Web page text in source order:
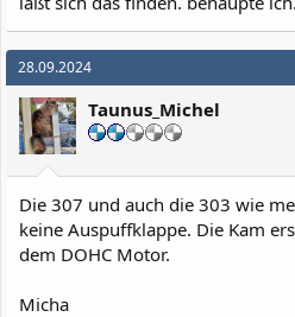
28.09.2024
Taunus_Michel
Die 307 und auch die 303 wie
keine Auspuffklappe. Die Kam
dem DOHC Motor.
Micha